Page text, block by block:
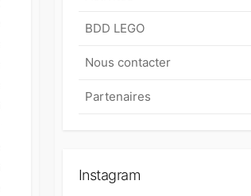
BDD LEGO
Nous contacter
Partenaires
Instagram